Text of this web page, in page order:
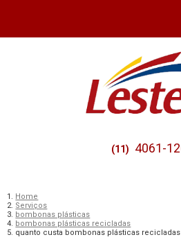
(11) 4061-
Home
Serviços
bombonas plásticas
bombonas plásticas recicladas
quanto custa bombonas plásticas recicladas